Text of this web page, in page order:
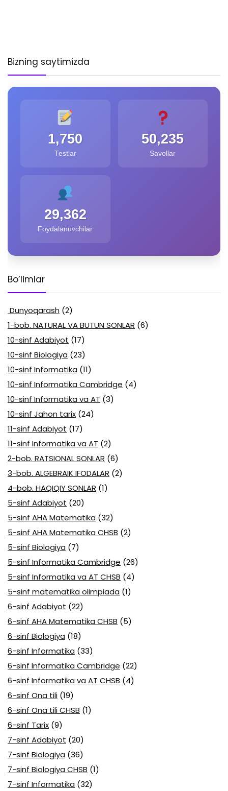
Bizning saytimizda
1,750
Testlar
50,235
Savollar
29,362
Foydalanuvchilar
Bo’limlar
Dunyoqarash (2)
1-bob. NATURAL VA BUTUN SONLAR (6)
10-sinf Adabiyot (17)
10-sinf Biologiya (23)
10-sinf Informatika (11)
10-sinf Informatika Cambridge (4)
10-sinf Informatika va AT (3)
10-sinf Jahon tarix (24)
11-sinf Adabiyot (17)
11-sinf Informatika va AT (2)
2-bob. RATSIONAL SONLAR (6)
3-bob. ALGEBRAIK IFODALAR (2)
4-bob. HAQIQIY SONLAR (1)
5-sinf Adabiyot (20)
5-sinf AHA Matematika (32)
5-sinf AHA Matematika CHSB (2)
5-sinf Biologiya (7)
5-sinf Informatika Cambridge (26)
5-sinf Informatika va AT CHSB (4)
5-sinf matematika olimpiada (1)
6-sinf Adabiyot (22)
6-sinf AHA Matematika CHSB (5)
6-sinf Biologiya (18)
6-sinf Informatika (33)
6-sinf Informatika Cambridge (22)
6-sinf Informatika va AT CHSB (4)
6-sinf Ona tili (19)
6-sinf Ona tili CHSB (1)
6-sinf Tarix (9)
7-sinf Adabiyot (20)
7-sinf Biologiya (36)
7-sinf Biologiya CHSB (1)
7-sinf Informatika (32)